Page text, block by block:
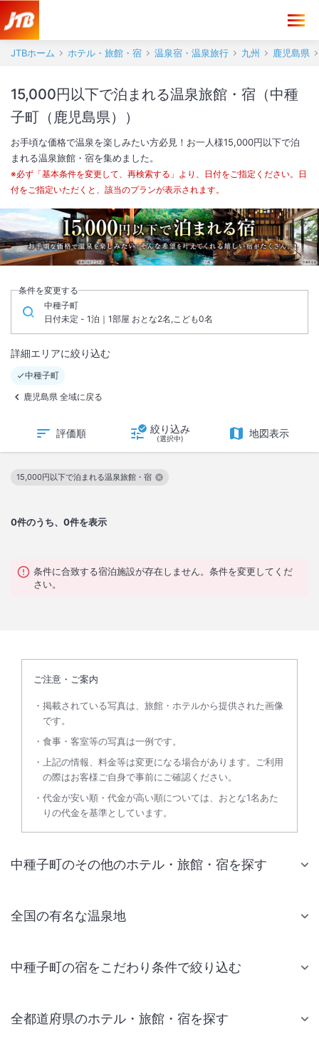
JTBホーム ホテル・旅館・宿 温泉宿・温泉旅行 九州 鹿児島県
15,000円以下で泊まれる温泉旅館・宿（中種
子町（鹿児島県））
お手頃な価格で温泉を楽しみたい方必見！お一人様15,000円以下で泊
まれる温泉旅館・宿を集めました。
※必ず「基本条件を変更して、再検索する」より、日付をご指定ください。日
付をご指定いただくと、該当のプランが表示されます。
条件を変更する
中種子町
日付未定 - 1泊｜1部屋 おとな2名,こども0名
詳細エリアに絞り込む
中種子町
鹿児島県 全域に戻る
評価順 絞り込み
(選択中) 地図表示
0件のうち、0件を表示
15,000円以下で泊まれる温泉旅館・宿
この絞り込み条件を解除
条件に合致する宿泊施設が存在しません。条件を変更してくだ
さい。
ご注意・ご案内
掲載されている写真は、旅館・ホテルから提供された画像
です。
食事・客室等の写真は一例です。
上記の情報、料金等は変更になる場合があります。ご利用
の際はお客様ご自身で事前にご確認ください。
代金が安い順・代金が高い順については、おとな1名あた
りの代金を基準としています。
中種子町のその他のホテル・旅館・宿を探す
全国の有名な温泉地
中種子町の宿をこだわり条件で絞り込む
全都道府県のホテル・旅館・宿を探す